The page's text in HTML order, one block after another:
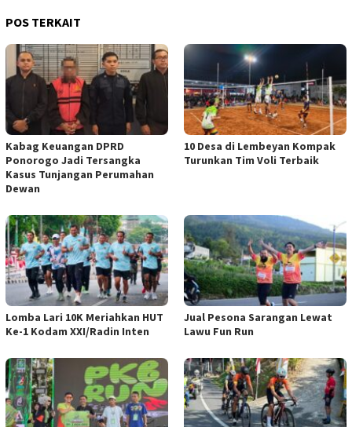
POS TERKAIT
Kabag Keuangan DPRD
Ponorogo Jadi Tersangka
Kasus Tunjangan Perumahan
Dewan
10 Desa di Lembeyan Kompak
Turunkan Tim Voli Terbaik
Lomba Lari 10K Meriahkan HUT
Ke-1 Kodam XXI/Radin Inten
Jual Pesona Sarangan Lewat
Lawu Fun Run